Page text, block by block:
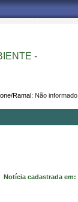
-
Ramal: Não informado
Notícia cadastrada em: